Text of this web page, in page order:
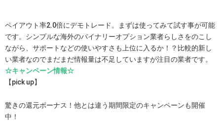
ペイアウト率2.0倍にデモトレード。まずは使ってみて試す事が可能
です。シンプルな海外のバイナリーオプション業者らしさをのこし
ながら、サポートなどの使いやすさも上位に入るか！？比較的新し
い業者なのでまだまだ情報量は不足していますが注目の業者です。
☆キャンペーン情報☆
【pick up】
驚きの還元ボーナス！他とは違う期間限定のキャンペーンも開催
中！